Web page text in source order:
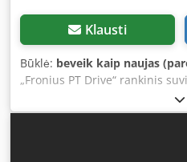
Klausti
Būklė: beveik kaip naujas
„Fronius PT Drive“ rankinis
4000/5000“ serijos
planetinis reduktorius.
Nrsfx Ai Soa Kaklelis gali būti